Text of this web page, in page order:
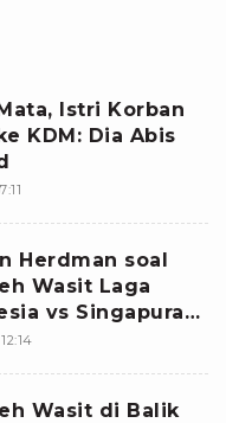
Istri Korban
KDM: Dia Abis
Herdman soal
Wasit Laga
vs Singapura
Percuma
Wasit di Balik